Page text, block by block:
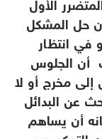
الأول
حل المشكل
في انتظار
أن الجلوس
مخرج أو لا
عن البدائل
أن يساهم